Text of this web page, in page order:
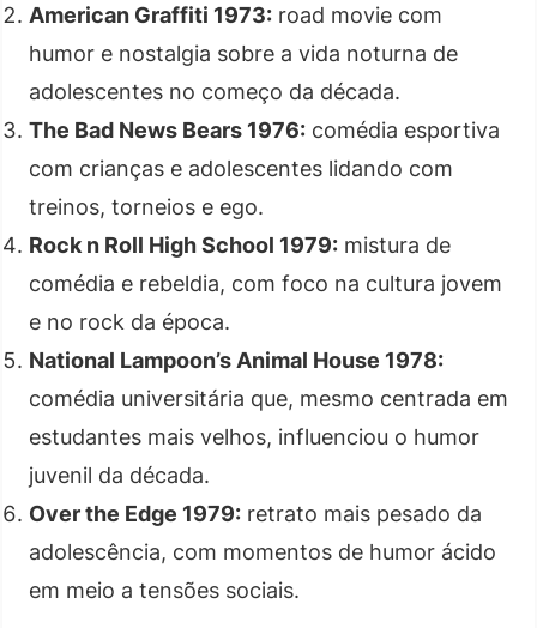
American Graffiti 1973: road movie com
humor e nostalgia sobre a vida noturna de
adolescentes no começo da década.
The Bad News Bears 1976: comédia esportiva
com crianças e adolescentes lidando com
treinos, torneios e ego.
Rock n Roll High School 1979: mistura de
comédia e rebeldia, com foco na cultura jovem
e no rock da época.
National Lampoon’s Animal House 1978:
comédia universitária que, mesmo centrada em
estudantes mais velhos, influenciou o humor
juvenil da década.
Over the Edge 1979: retrato mais pesado da
adolescência, com momentos de humor ácido
em meio a tensões sociais.